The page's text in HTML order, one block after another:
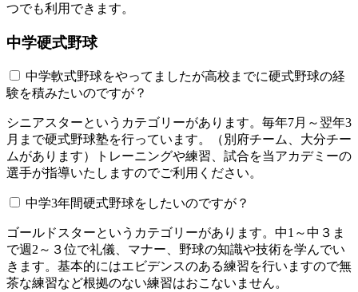
つでも利用できます。
中学硬式野球
中学軟式野球をやってましたが高校までに硬式野球の経
験を積みたいのですが？
シニアスターというカテゴリーがあります。毎年7月～翌年3
月まで硬式野球塾を行っています。（別府チーム、大分チー
ムがあります）トレーニングや練習、試合を当アカデミーの
選手が指導いたしますのでご利用ください。
中学3年間硬式野球をしたいのですが？
ゴールドスターというカテゴリーがあります。中1～中３ま
で週2～３位で礼儀、マナー、野球の知識や技術を学んでい
きます。基本的にはエビデンスのある練習を行いますので無
茶な練習など根拠のない練習はおこないません。